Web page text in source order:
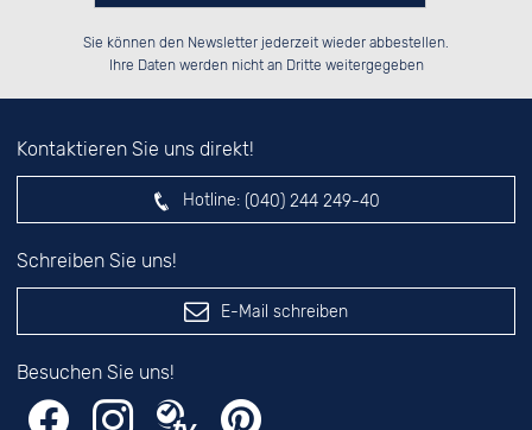
░░░░██░░██░░░░░░██░░██░░░░░░██░░
░░████░░██████░░██░░██░░░░████░░
░░░░██░░██░░██░░██░░██░░██░░░░░░
Bitte tragen Sie die Zahl in
das nebenstehende Feld ein.
Sie können den Newsletter jederzeit wieder abbestellen.
Ihre Daten werden nicht an Dritte weitergegeben
Kontaktieren Sie uns direkt!
Hotline: (040) 244 249-40
Schreiben Sie uns!
E-Mail schreiben
Besuchen Sie uns!